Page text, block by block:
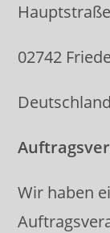
02742
Deutschland
Wir haben